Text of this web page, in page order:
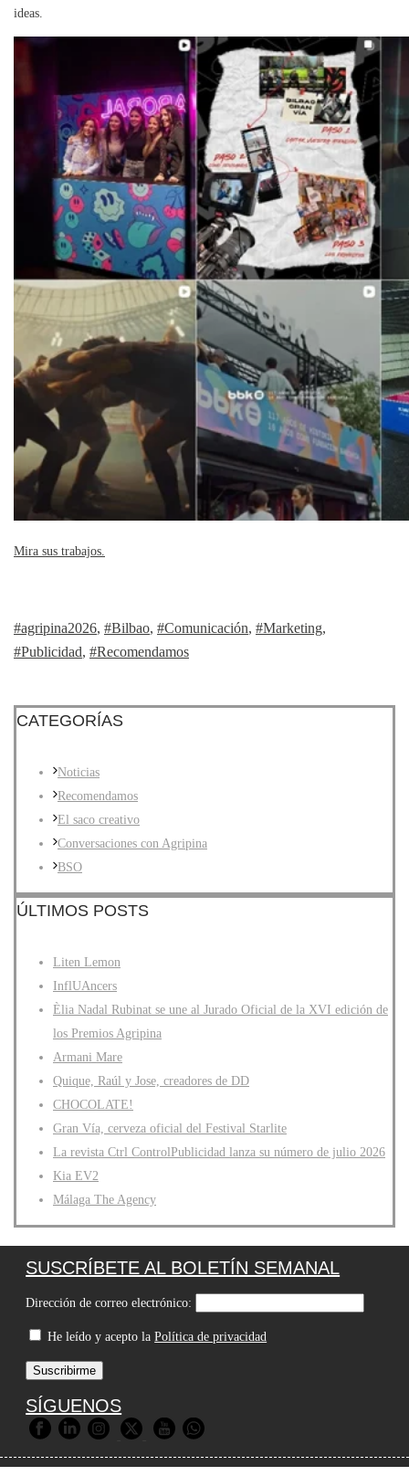
ideas.
Mira sus trabajos.
#agripina2026, #Bilbao, #Comunicación, #Marketing,
#Publicidad, #Recomendamos
CATEGORÍAS
Noticias
Recomendamos
El saco creativo
Conversaciones con Agripina
BSO
ÚLTIMOS POSTS
Liten Lemon
InflUAncers
Èlia Nadal Rubinat se une al Jurado Oficial de la XVI edición de
los Premios Agripina
Armani Mare
Quique, Raúl y Jose, creadores de DD
CHOCOLATE!
Gran Vía, cerveza oficial del Festival Starlite
La revista Ctrl ControlPublicidad lanza su número de julio 2026
Kia EV2
Málaga The Agency
SUSCRÍBETE AL BOLETÍN SEMANAL
Dirección de correo electrónico:
He leído y acepto laPolítica de privacidad
SÍGUENOS